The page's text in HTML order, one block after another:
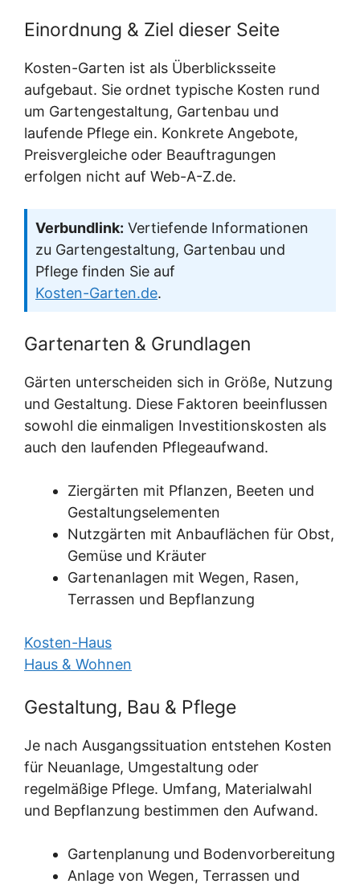
Einordnung & Ziel dieser Seite
Kosten-Garten ist als Überblicksseite
aufgebaut. Sie ordnet typische Kosten rund
um Gartengestaltung, Gartenbau und
laufende Pflege ein. Konkrete Angebote,
Preisvergleiche oder Beauftragungen
erfolgen nicht auf Web-A-Z.de.
Verbundlink: Vertiefende Informationen
zu Gartengestaltung, Gartenbau und
Pflege finden Sie auf
Kosten-Garten.de.
Gartenarten & Grundlagen
Gärten unterscheiden sich in Größe, Nutzung
und Gestaltung. Diese Faktoren beeinflussen
sowohl die einmaligen Investitionskosten als
auch den laufenden Pflegeaufwand.
Ziergärten mit Pflanzen, Beeten und
Gestaltungselementen
Nutzgärten mit Anbauflächen für Obst,
Gemüse und Kräuter
Gartenanlagen mit Wegen, Rasen,
Terrassen und Bepflanzung
Kosten-Haus
Haus & Wohnen
Gestaltung, Bau & Pflege
Je nach Ausgangssituation entstehen Kosten
für Neuanlage, Umgestaltung oder
regelmäßige Pflege. Umfang, Materialwahl
und Bepflanzung bestimmen den Aufwand.
Gartenplanung und Bodenvorbereitung
Anlage von Wegen, Terrassen und